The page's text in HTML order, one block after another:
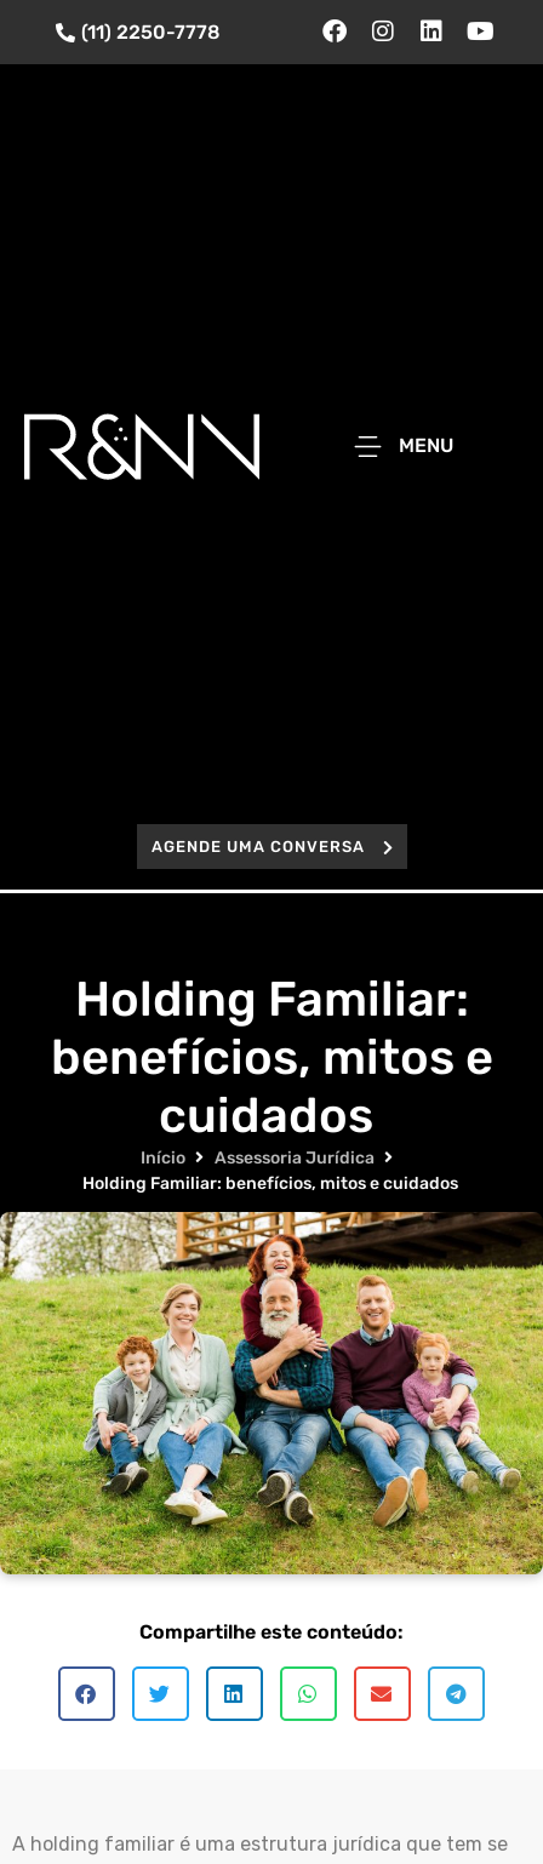
(11) 2250-7778
MENU
AGENDE UMA CONVERSA
Holding Familiar:
benefícios, mitos e
cuidados
Início
Assessoria Jurídica
Holding Familiar: benefícios, mitos e cuidados
Compartilhe este conteúdo:
A holding familiar é uma estrutura jurídica que tem se